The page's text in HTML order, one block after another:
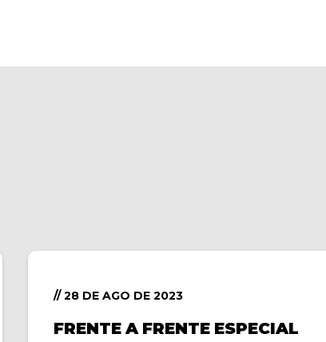
// 28 DE AGO DE 2023
FRENTE A FRENTE ESPECIAL